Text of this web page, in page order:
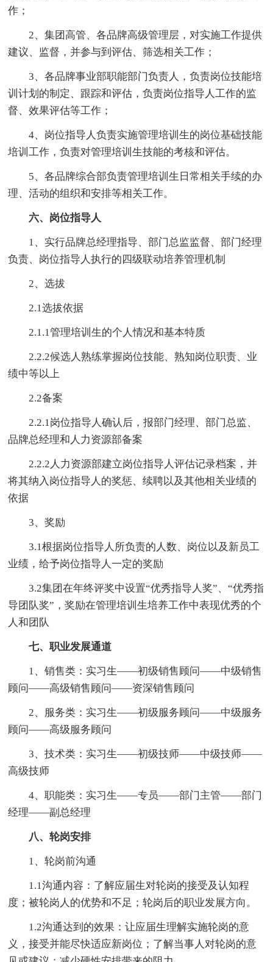
作；
2、集团高管、各品牌高级管理层，对实施工作提供
建议、监督，并参与到评估、筛选相关工作；
3、各品牌事业部职能部门负责人，负责岗位技能培
训计划的制定、跟踪和评估，负责岗位指导人工作的监
督、效果评估等工作；
4、岗位指导人负责实施管理培训生的岗位基础技能
培训工作，负责对管理培训生技能的考核和评估。
5、各品牌综合部负责管理培训生日常相关手续的办
理、活动的组织和安排等相关工作。
六、岗位指导人
1、实行品牌总经理指导、部门总监监督、部门经理
负责、岗位指导人执行的四级联动培养管理机制
2、选拔
2.1选拔依据
2.1.1管理培训生的个人情况和基本特质
2.2.2候选人熟练掌握岗位技能、熟知岗位职责、业
绩中等以上
2.2备案
2.2.1岗位指导人确认后，报部门经理、部门总监、
品牌总经理和人力资源部备案
2.2.2人力资源部建立岗位指导人评估记录档案，并
将其纳入岗位指导人的奖惩、续聘以及其他相关业绩的
依据
3、奖励
3.1根据岗位指导人所负责的人数、岗位以及新员工
业绩，给予岗位指导人一定的奖励
3.2集团在年终评奖中设置“优秀指导人奖”、“优秀指
导团队奖”，奖励在管理培训生培养工作中表现优秀的个
人和团队
七、职业发展通道
1、销售类：实习生——初级销售顾问——中级销售
顾问——高级销售顾问——资深销售顾问
2、服务类：实习生——初级服务顾问——中级服务
顾问——高级服务顾问
3、技术类：实习生——初级技师——中级技师——
高级技师
4、职能类：实习生——专员——部门主管——部门
经理——副总经理
八、轮岗安排
1、轮岗前沟通
1.1沟通内容：了解应届生对轮岗的接受及认知程
度；被轮岗人的优势和不足；轮岗后的职业发展方向。
1.2沟通达到的效果：让应届生理解实施轮岗的意
义，接受并能尽快适应新岗位；了解当事人对轮岗的意